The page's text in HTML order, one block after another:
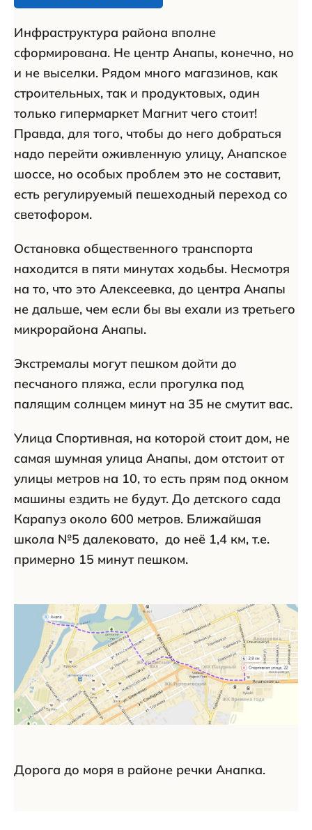
Инфраструктура района вполне
сформирована. Не центр Анапы, конечно, но
и не выселки. Рядом много магазинов, как
строительных, так и продуктовых, один
только гипермаркет Магнит чего стоит!
Правда, для того, чтобы до него добраться
надо перейти оживленную улицу, Анапское
шоссе, но особых проблем это не составит,
есть регулируемый пешеходный переход со
светофором.
Остановка общественного транспорта
находится в пяти минутах ходьбы. Несмотря
на то, что это Алексеевка, до центра Анапы
не дальше, чем если бы вы ехали из третьего
микрорайона Анапы.
Экстремалы могут пешком дойти до
песчаного пляжа, если прогулка под
палящим солнцем минут на 35 не смутит вас.
Улица Спортивная, на которой стоит дом, не
самая шумная улица Анапы, дом отстоит от
улицы метров на 10, то есть прям под окном
машины ездить не будут. До детского сада
Карапуз около 600 метров. Ближайшая
школа №5 далековато, до неё 1,4 км, т.е.
примерно 15 минут пешком.
Дорога до моря в районе речки Анапка.